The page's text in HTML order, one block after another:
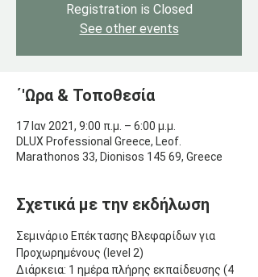
Registration is Closed
See other events
΄'Ωρα & Τοποθεσία
17 Ιαν 2021, 9:00 π.μ. – 6:00 μ.μ.
DLUX Professional Greece, Leof.
Marathonos 33, Dionisos 145 69, Greece
Σχετικά με την εκδήλωση
Σεμινάριο Επέκτασης Βλεφαρίδων για
Προχωρημένους (level 2)
Διάρκεια: 1 ημέρα πλήρης εκπαίδευσης (4